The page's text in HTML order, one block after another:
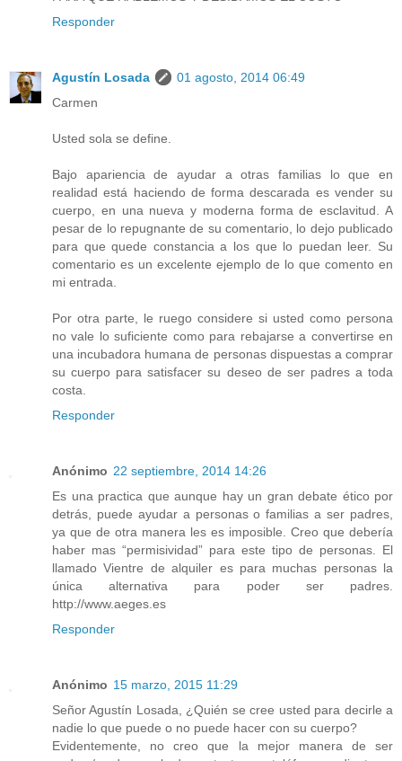
Responder
Agustín Losada
01 agosto, 2014 06:49
Carmen
Usted sola se define.
Bajo apariencia de ayudar a otras familias lo que en
realidad está haciendo de forma descarada es vender su
cuerpo, en una nueva y moderna forma de esclavitud. A
pesar de lo repugnante de su comentario, lo dejo publicado
para que quede constancia a los que lo puedan leer. Su
comentario es un excelente ejemplo de lo que comento en
mi entrada.
Por otra parte, le ruego considere si usted como persona
no vale lo suficiente como para rebajarse a convertirse en
una incubadora humana de personas dispuestas a comprar
su cuerpo para satisfacer su deseo de ser padres a toda
costa.
Responder
Anónimo 22 septiembre, 2014 14:26
Es una practica que aunque hay un gran debate ético por
detrás, puede ayudar a personas o familias a ser padres,
ya que de otra manera les es imposible. Creo que debería
haber mas “permisividad” para este tipo de personas. El
llamado Vientre de alquiler es para muchas personas la
única alternativa para poder ser padres.
http://www.aeges.es
Responder
Anónimo 15 marzo, 2015 11:29
Señor Agustín Losada, ¿Quién se cree usted para decirle a
nadie lo que puede o no puede hacer con su cuerpo?
Evidentemente, no creo que la mejor manera de ser